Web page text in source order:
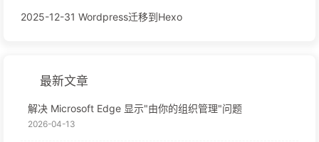
2025-12-31 Wordpress迁移到Hexo
最新文章
解决 Microsoft Edge 显示"由你的组织管理"问题
2026-04-13